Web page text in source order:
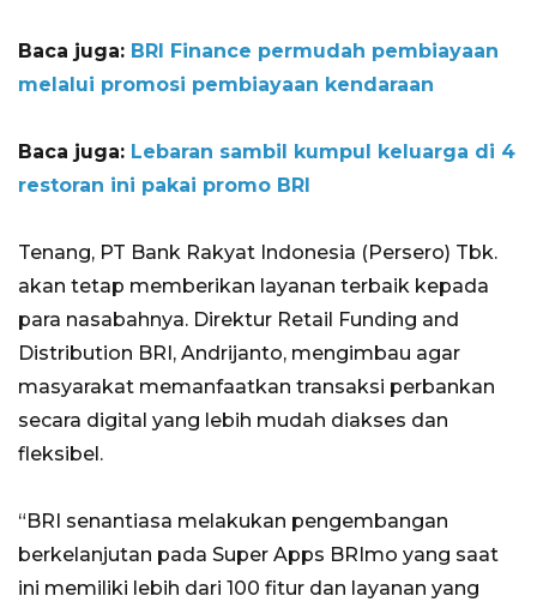
Baca juga: BRI Finance permudah pembiayaan
melalui promosi pembiayaan kendaraan
Baca juga: Lebaran sambil kumpul keluarga di 4
restoran ini pakai promo BRI
Tenang, PT Bank Rakyat Indonesia (Persero) Tbk.
akan tetap memberikan layanan terbaik kepada
para nasabahnya. Direktur Retail Funding and
Distribution BRI, Andrijanto, mengimbau agar
masyarakat memanfaatkan transaksi perbankan
secara digital yang lebih mudah diakses dan
fleksibel.
“BRI senantiasa melakukan pengembangan
berkelanjutan pada Super Apps BRImo yang saat
ini memiliki lebih dari 100 fitur dan layanan yang